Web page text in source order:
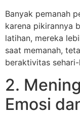
Banyak pemanah
karena pikirannya
latihan, mereka
saat memanah,
beraktivitas sehari-
2.
Emosi